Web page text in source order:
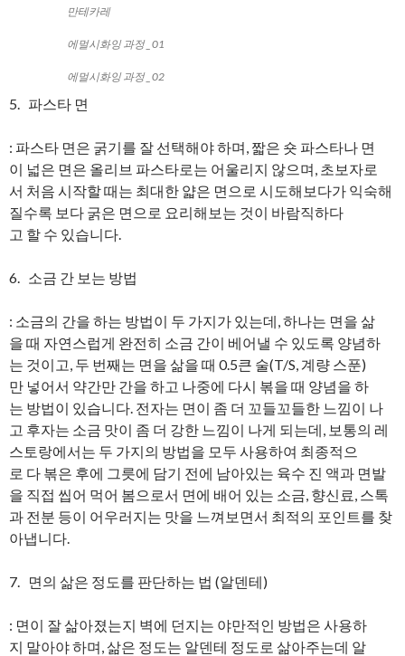
만테카레
에멀시화잉 과정 _ 01
에멀시화잉 과정 _ 02
5. 파스타 면
: 파스타 면은 굵기를 잘 선택해야 하며, 짧은 숏 파스타나 면
이 넓은 면은 올리브 파스타로는 어울리지 않으며, 초보자로
서 처음 시작할 때는 최대한 얇은 면으로 시도해보다가 익숙해
질수록 보다 굵은 면으로 요리해보는 것이 바람직하다
고 할 수 있습니다.
6. 소금 간 보는 방법
: 소금의 간을 하는 방법이 두 가지가 있는데, 하나는 면을 삶
을 때 자연스럽게 완전히 소금 간이 베어낼 수 있도록 양념하
는 것이고, 두 번째는 면을 삶을 때 0.5큰 술(T/S, 계량 스푼)
만 넣어서 약간만 간을 하고 나중에 다시 볶을 때 양념을 하
는 방법이 있습니다. 전자는 면이 좀 더 꼬들꼬들한 느낌이 나
고 후자는 소금 맛이 좀 더 강한 느낌이 나게 되는데, 보통의 레
스토랑에서는 두 가지의 방법을 모두 사용하여 최종적으
로 다 볶은 후에 그릇에 담기 전에 남아있는 육수 진 액과 면발
을 직접 씹어 먹어 봄으로서 면에 배어 있는 소금, 향신료, 스톡
과 전분 등이 어우러지는 맛을 느껴보면서 최적의 포인트를 찾
아냅니다.
7. 면의 삶은 정도를 판단하는 법 (알덴테)
: 면이 잘 삶아졌는지 벽에 던지는 야만적인 방법은 사용하
지 말아야 하며, 삶은 정도는 알덴테 정도로 삶아주는데 알